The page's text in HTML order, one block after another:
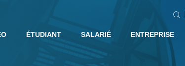
ÉTUDIANT SALARIÉ ENTREPRISE